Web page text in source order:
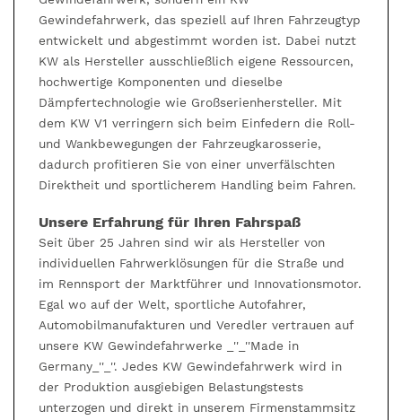
Gewindefahrwerk, das speziell auf Ihren Fahrzeugtyp
entwickelt und abgestimmt worden ist. Dabei nutzt
KW als Hersteller ausschließlich eigene Ressourcen,
hochwertige Komponenten und dieselbe
Dämpfertechnologie wie Großserienhersteller. Mit
dem KW V1 verringern sich beim Einfedern die Roll-
und Wankbewegungen der Fahrzeugkarosserie,
dadurch profitieren Sie von einer unverfälschten
Direktheit und sportlicherem Handling beim Fahren.
Unsere Erfahrung für Ihren Fahrspaß
Seit über 25 Jahren sind wir als Hersteller von
individuellen Fahrwerklösungen für die Straße und
im Rennsport der Marktführer und Innovationsmotor.
Egal wo auf der Welt, sportliche Autofahrer,
Automobilmanufakturen und Veredler vertrauen auf
unsere KW Gewindefahrwerke _''_''Made in
Germany_''_''. Jedes KW Gewindefahrwerk wird in
der Produktion ausgiebigen Belastungstests
unterzogen und direkt in unserem Firmenstammsitz